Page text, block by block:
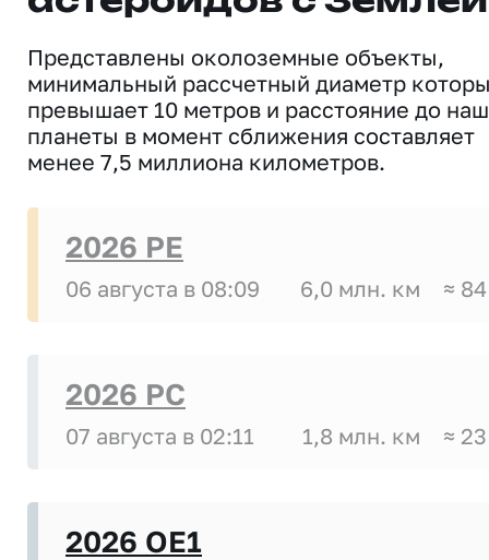
Представлены околоземные объекты,
минимальный рассчетный диаметр
превышает 10 метров и расстояние до
планеты в момент сближения составляет
менее 7,5 миллиона километров.
2026 PE
06 августа в 08:09 6,0 млн. км ≈
2026 PC
07 августа в 02:11 1,8 млн. км ≈
2026 OE1